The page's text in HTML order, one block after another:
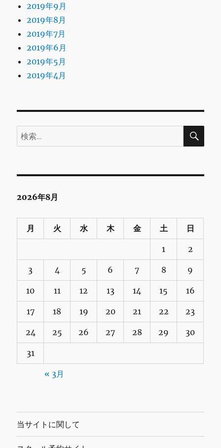
2019年9月
2019年8月
2019年7月
2019年6月
2019年5月
2019年4月
検
索:
検
2026年8月
月 火 水 木 金 土 日
1 2
3 4 5 6 7 8 9
10 11 12 13 14 15 16
17 18 19 20 21 22 23
24 25 26 27 28 29 30
31
« 3月
当サイトに関して